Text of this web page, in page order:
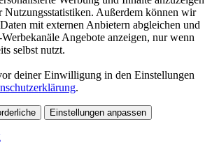
Nutzungsstatistiken. Außerdem können wir
mit externen Anbietern abgleichen und
Angebote anzeigen, nur wenn
selbst nutzt.
deiner Einwilligung in den Einstellungen
.
Einstellungen anpassen